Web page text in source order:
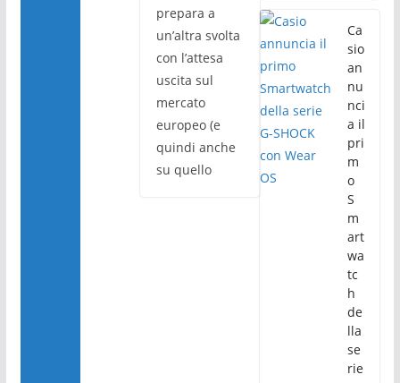
prepara a
un’altra svolta
con l’attesa
uscita sul
mercato
europeo (e
quindi anche
su quello
Ca
sio
an
nu
nci
a il
pri
m
o
S
m
art
wa
tc
h
de
lla
se
rie